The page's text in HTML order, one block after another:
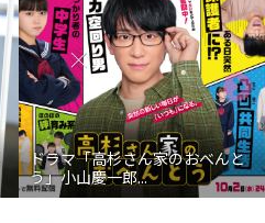
ドラマ「高杉さん家のおべんと
う」小山慶一郎...